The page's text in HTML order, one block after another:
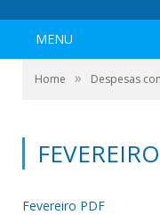
MENU
Home » Despesas
Fevereiro PDF